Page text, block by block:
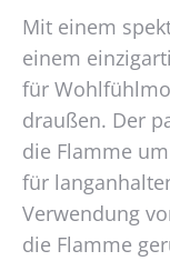
Mit einem
einem
für
draußen. Der
die Flamme
für
Verwendung
die Flamme